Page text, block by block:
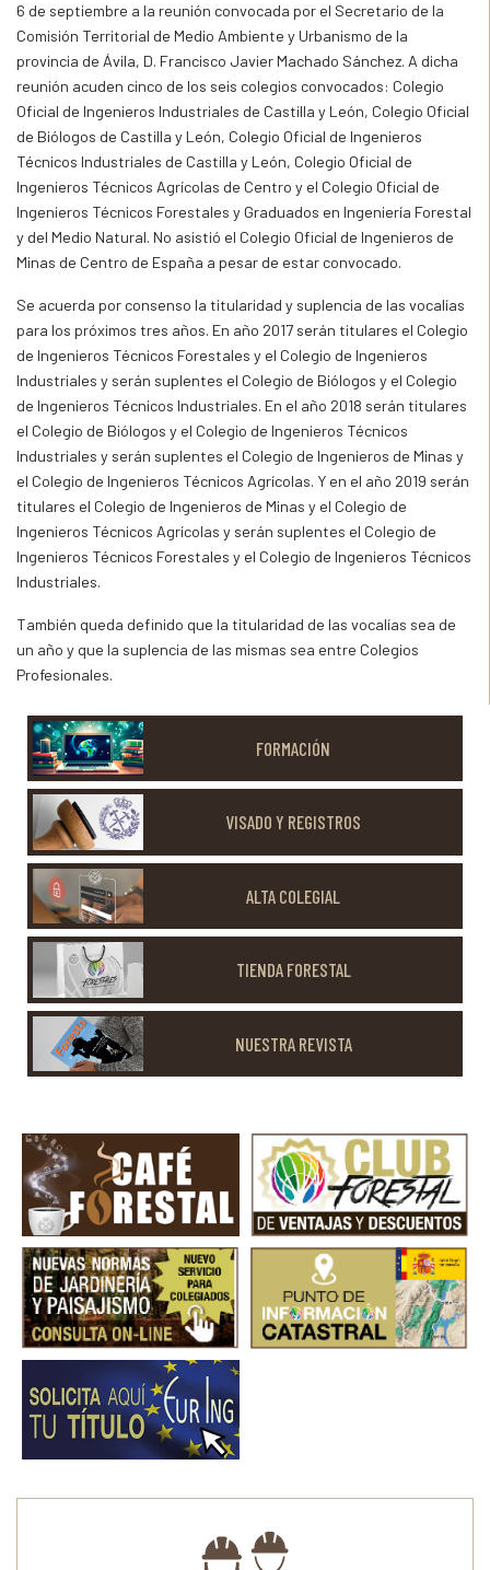
6 de septiembre a la reunión convocada por el Secretario de la
Comisión Territorial de Medio Ambiente y Urbanismo de la
provincia de Ávila, D. Francisco Javier Machado Sánchez. A dicha
reunión acuden cinco de los seis colegios convocados: Colegio
Oficial de Ingenieros Industriales de Castilla y León, Colegio Oficial
de Biólogos de Castilla y León, Colegio Oficial de Ingenieros
Técnicos Industriales de Castilla y León, Colegio Oficial de
Ingenieros Técnicos Agrícolas de Centro y el Colegio Oficial de
Ingenieros Técnicos Forestales y Graduados en Ingeniería Forestal
y del Medio Natural. No asistió el Colegio Oficial de Ingenieros de
Minas de Centro de España a pesar de estar convocado.
Se acuerda por consenso la titularidad y suplencia de las vocalías
para los próximos tres años. En año 2017 serán titulares el Colegio
de Ingenieros Técnicos Forestales y el Colegio de Ingenieros
Industriales y serán suplentes el Colegio de Biólogos y el Colegio
de Ingenieros Técnicos Industriales. En el año 2018 serán titulares
el Colegio de Biólogos y el Colegio de Ingenieros Técnicos
Industriales y serán suplentes el Colegio de Ingenieros de Minas y
el Colegio de Ingenieros Técnicos Agrícolas. Y en el año 2019 serán
titulares el Colegio de Ingenieros de Minas y el Colegio de
Ingenieros Técnicos Agrícolas y serán suplentes el Colegio de
Ingenieros Técnicos Forestales y el Colegio de Ingenieros Técnicos
Industriales.
También queda definido que la titularidad de las vocalías sea de
un año y que la suplencia de las mismas sea entre Colegios
Profesionales.
FORMACIÓN
VISADO Y REGISTROS
ALTA COLEGIAL
TIENDA FORESTAL
NUESTRA REVISTA